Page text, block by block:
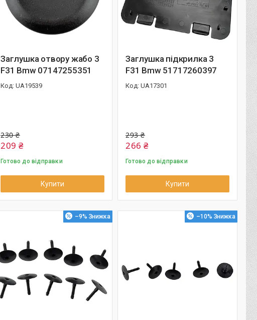
Заглушка отвору жабо 3
F31 Bmw 07147255351
UA19539
230 ₴
209 ₴
Готово до відправки
Купити
Заглушка підкрилка 3
F31 Bmw 51717260397
UA17301
293 ₴
266 ₴
Готово до відправки
Купити
–9% –10%